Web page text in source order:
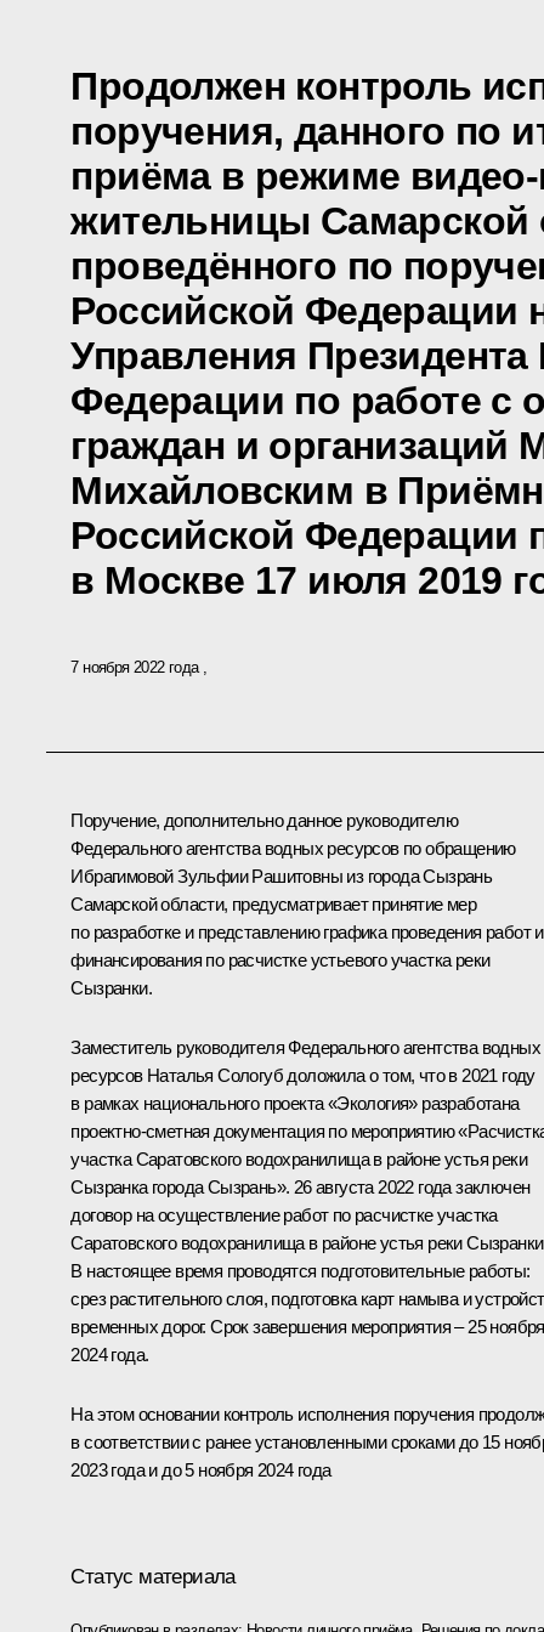
Продолжен контроль
поручения, данного по
приёма в режиме
жительницы Самарской
проведённого по
Российской Федерации
Управления Президента
Федерации по работе с
граждан и организаций
Михайловским в
Российской Федерации
в Москве 17 июля 2019
7 ноября 2022 года
Поручение, дополнительно данное руководителю
Федерального агентства водных ресурсов по обращению
Ибрагимовой Зульфии Рашитовны из города Сызрань
Самарской области, предусматривает принятие мер
по разработке и представлению графика проведения работ
финансирования по расчистке устьевого участка реки
Сызранки.
Заместитель руководителя Федерального агентства водных
ресурсов Наталья Сологуб доложила о том, что в 2021 году
в рамках национального проекта «Экология» разработана
проектно-сметная документация по мероприятию
участка Саратовского водохранилища в районе устья реки
Сызранка города Сызрань». 26 августа 2022 года заключен
договор на осуществление работ по расчистке участка
Саратовского водохранилища в районе устья реки
В настоящее время проводятся подготовительные работы:
срез растительного слоя, подготовка карт намыва и
временных дорог. Срок завершения мероприятия – 25 ноября
2024 года.
На этом основании контроль исполнения поручения
в соответствии с ранее установленными сроками до 15
2023 года и до 5 ноября 2024 года
Статус материала